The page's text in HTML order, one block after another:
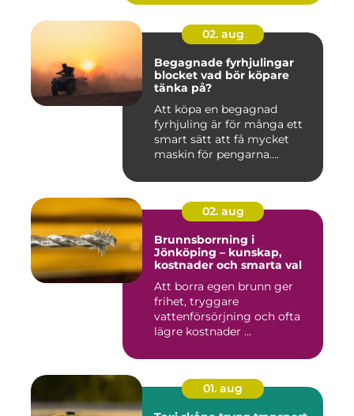
02. aug
Begagnade fyrhjulingar
blocket vad bör köpare
tänka på?
Att köpa en begagnad
fyrhjuling är för många ett
smart sätt att få mycket
maskin för pengarna.
02. aug
Brunnsborrning i
Jönköping – kunskap,
kostnader och smarta val
Att borra egen brunn ger
frihet, tryggare
vattenförsörjning och ofta
lägre kostnader ...
01. aug